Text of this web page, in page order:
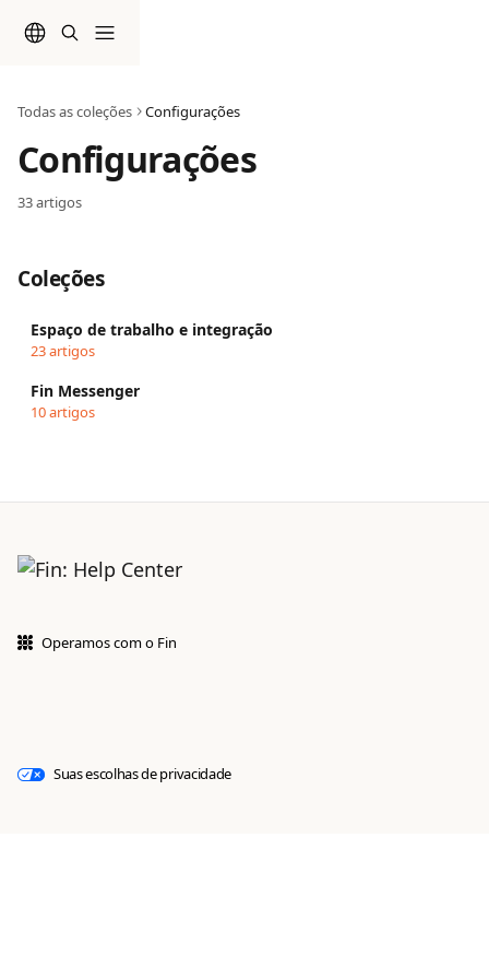
Todas as coleções Configurações
Configurações
33 artigos
Coleções
Espaço de trabalho e integração
23 artigos
Fin Messenger
10 artigos
Operamos com o Fin
Suas escolhas de privacidade